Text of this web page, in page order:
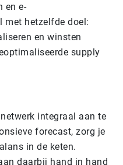
en e-
met hetzelfde doel:
en winsten
supply
integraal aan te
forecast, zorg je
in de keten.
daarbij hand in hand